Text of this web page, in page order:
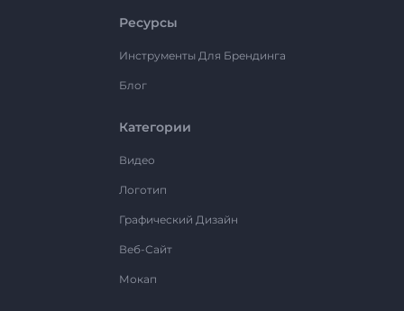
Ресурсы
Инструменты Для Брендинга
Блог
Категории
Видео
Логотип
Графический Дизайн
Веб-Сайт
Мокап